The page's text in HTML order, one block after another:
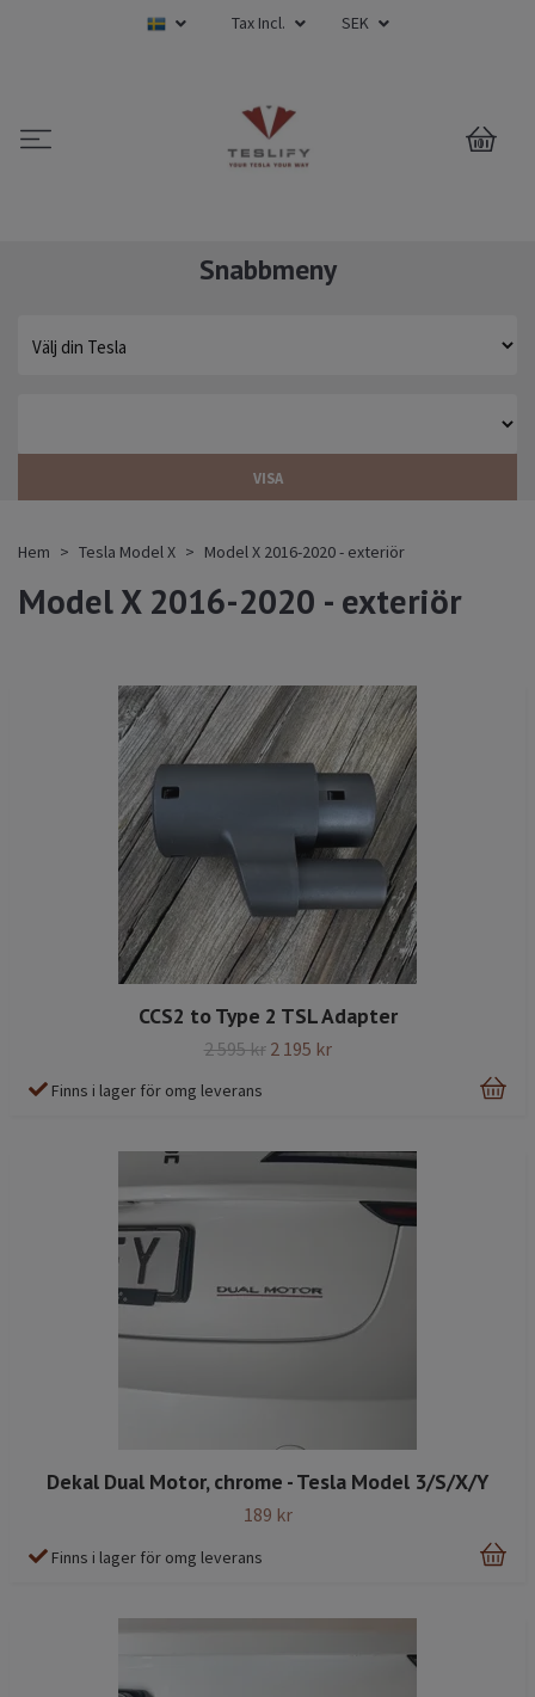
Tax Incl. SEK
0
Snabbmeny
VISA
Hem Tesla Model X Model X 2016-2020 - exteriör
Model X 2016-2020 - exteriör
CCS2 to Type 2 TSL Adapter
2 595 kr 2 195 kr
Finns i lager för omg leverans
Dekal Dual Motor, chrome - Tesla Model 3/S/X/Y
189 kr
Finns i lager för omg leverans